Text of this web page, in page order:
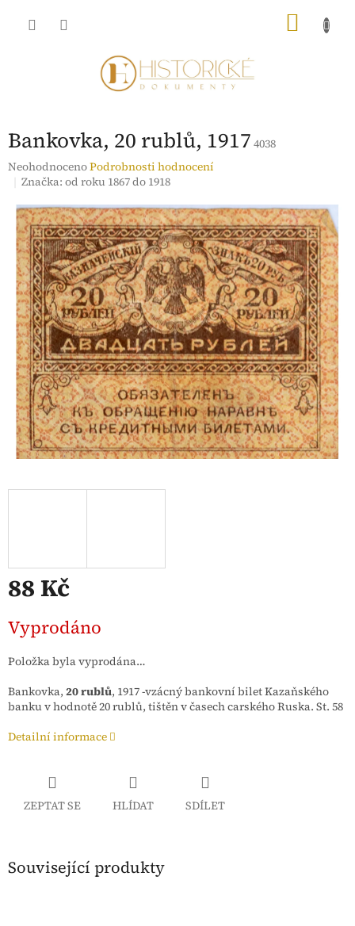
Bankovka, 20 rublů, 1917 4038
Průměrné
hodnocení
0,0
hvězdiček.
NeohodnocenoPodrobnosti hodnocení
Značka:od roku 1867 do 1918
88 Kč
cena:
Vyprodáno
Položka byla vyprodána…
Bankovka, 20 rublů, 1917 -vzácný bankovní bilet Kazaňského
banku v hodnotě 20 rublů, tištěn v časech carského Ruska. St. 58
Detailní informace
ZEPTAT SE HLÍDAT SDÍLET
Související produkty